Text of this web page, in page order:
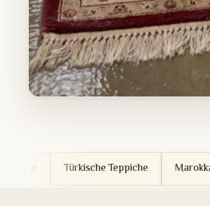
Teppiche Marokkanische Teppiche